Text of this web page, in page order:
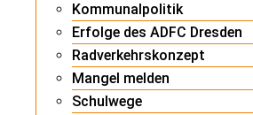
Kommunalpolitik
Erfolge des ADFC Dresden
Radverkehrskonzept
Mangel melden
Schulwege